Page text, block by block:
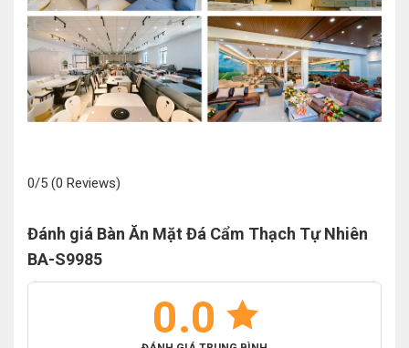
0/5 (0 Reviews)
Đánh giá Bàn Ăn Mặt Đá Cẩm Thạch Tự Nhiên
BA-S9985
0.0